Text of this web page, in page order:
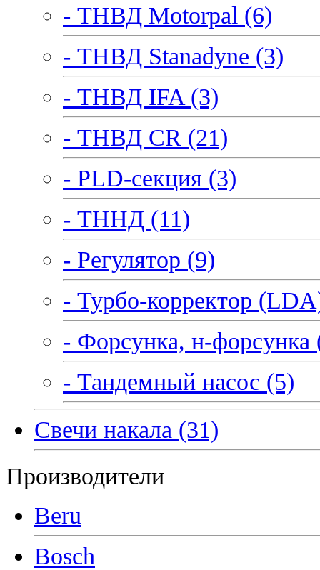
- ТНВД Motorpal (6)
- ТНВД Stanadyne (3)
- ТНВД IFA (3)
- ТНВД CR (21)
- PLD-секция (3)
- ТННД (11)
- Регулятор (9)
- Турбо-корректор
- Форсунка, н-форсунка
- Тандемный насос (5)
Свечи накала (31)
Производители
Beru
Bosch